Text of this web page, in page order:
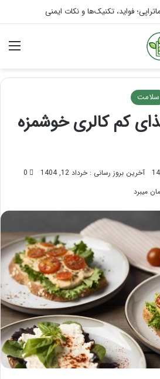
ماساژ درمانی افسردگی را درمان کنید!
سلامت
کم کالری خوشمزه
آخرین بروز رسانی : خرداد 12, 1404
0